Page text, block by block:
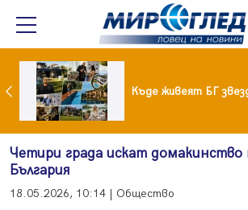
Ето го новият на Мартина от "Ергенът"
Четири града искат домакинство
България
18.05.2026, 10:14 | Общество